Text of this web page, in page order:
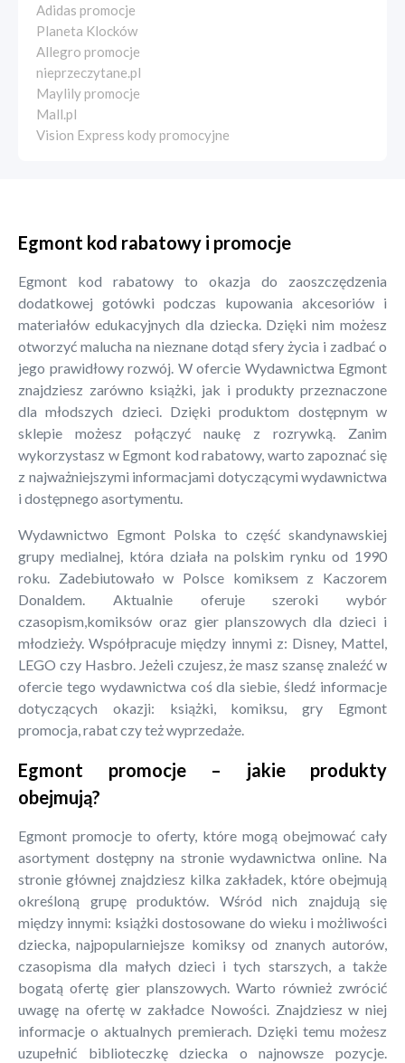
Adidas promocje
Planeta Klocków
Allegro promocje
nieprzeczytane.pl
Maylily promocje
Mall.pl
Vision Express kody promocyjne
Egmont kod rabatowy i promocje
Egmont kod rabatowy to okazja do zaoszczędzenia
dodatkowej gotówki podczas kupowania akcesoriów i
materiałów edukacyjnych dla dziecka. Dzięki nim możesz
otworzyć malucha na nieznane dotąd sfery życia i zadbać o
jego prawidłowy rozwój. W ofercie Wydawnictwa Egmont
znajdziesz zarówno książki, jak i produkty przeznaczone
dla młodszych dzieci. Dzięki produktom dostępnym w
sklepie możesz połączyć naukę z rozrywką. Zanim
wykorzystasz w Egmont kod rabatowy, warto zapoznać się
z najważniejszymi informacjami dotyczącymi wydawnictwa
i dostępnego asortymentu.
Wydawnictwo Egmont Polska to część skandynawskiej
grupy medialnej, która działa na polskim rynku od 1990
roku. Zadebiutowało w Polsce komiksem z Kaczorem
Donaldem. Aktualnie oferuje szeroki wybór
czasopism,komiksów oraz gier planszowych dla dzieci i
młodzieży. Współpracuje między innymi z: Disney, Mattel,
LEGO czy Hasbro. Jeżeli czujesz, że masz szansę znaleźć w
ofercie tego wydawnictwa coś dla siebie, śledź informacje
dotyczących okazji: książki, komiksu, gry Egmont
promocja, rabat czy też wyprzedaże.
Egmont promocje – jakie produkty
obejmują?
Egmont promocje to oferty, które mogą obejmować cały
asortyment dostępny na stronie wydawnictwa online. Na
stronie głównej znajdziesz kilka zakładek, które obejmują
określoną grupę produktów. Wśród nich znajdują się
między innymi: książki dostosowane do wieku i możliwości
dziecka, najpopularniejsze komiksy od znanych autorów,
czasopisma dla małych dzieci i tych starszych, a także
bogatą ofertę gier planszowych. Warto również zwrócić
uwagę na ofertę w zakładce Nowości. Znajdziesz w niej
informacje o aktualnych premierach. Dzięki temu możesz
uzupełnić biblioteczkę dziecka o najnowsze pozycje.